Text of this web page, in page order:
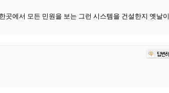
에서 모든 민원을 보는 그런 시스템을 건설한지 옛날이